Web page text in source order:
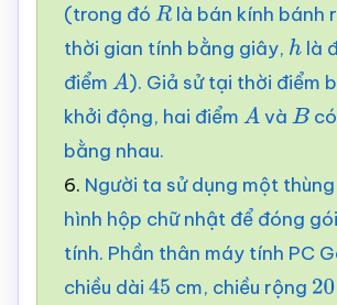
(trong đó R là bán kính bánh
thời gian tính bằng giây, hlà
điểm A). Giả sử tại thời điểm
khởi động, hai điểm A vàB có
bằng nhau.
6. Người ta sử dụng một
hình hộp chữ nhật để đóng
tính. Phần thân máy tính PC
chiều dài 45 cm, chiều rộng 20